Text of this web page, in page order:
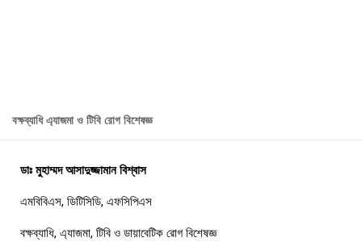
বক্ষব্যাধি এ্যাজমা ও টিবি রোগ বিশেষজ্ঞ
ডাঃ মুহাম্মদ আসাদুজ্জামান বিশ্বাস
এমবিবিএস, ডিটিসিডি, এফসিপিএস
বক্ষব্যাধি, এ্যাজমা, টিবি ও ডায়াবেটিক রোগ বিশেষজ্ঞ